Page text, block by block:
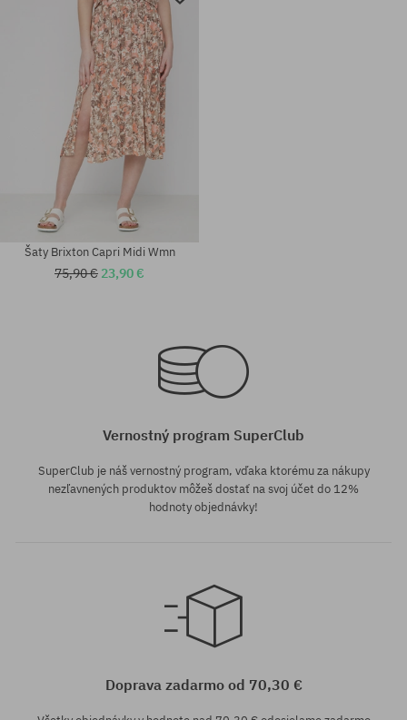
Šaty Brixton Capri Midi Wmn
75,90 € 23,90 €
Vernostný program SuperClub
SuperClub je náš vernostný program, vďaka ktorému za nákupy
nezľavnených produktov môžeš dostať na svoj účet do 12%
hodnoty objednávky!
Doprava zadarmo od 70,30 €